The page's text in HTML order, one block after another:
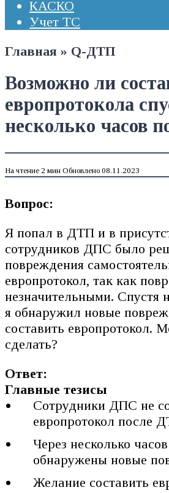
КАСКО
Учет ТС
Главная » Q-ДТП
Возможно ли
европротокола
несколько часов
На чтение 2 мин Обновлено 08.11.2023
Вопрос:
Я попал в ДТП и в
сотрудников ДПС было
повреждения
европротокол, так как
незначительными. Спустя
я обнаружил новые
составить европротокол.
сделать?
Ответ:
Главные тезисы
Сотрудники ДПС не
европротокол после
Через несколько
обнаружены новые
Желание составить